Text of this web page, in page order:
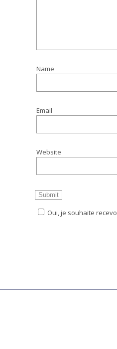
Name
Email
Website
Oui, je souhaite